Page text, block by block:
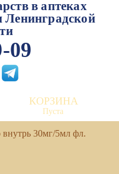
в аптеках
Ленинградской
09
КОРЗИНА
Пуста
внутрь 30мг/5мл фл.